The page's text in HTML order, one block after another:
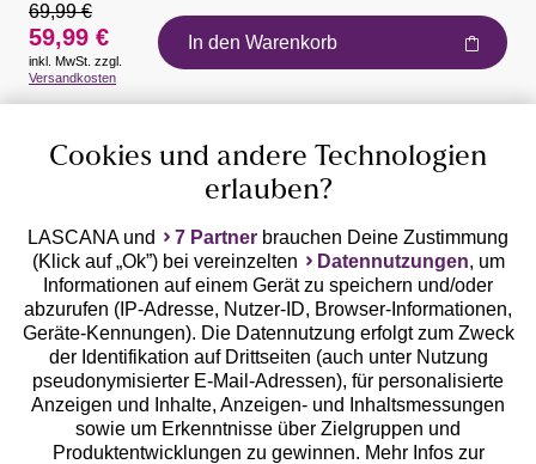
Auszeichnungen
Geprüfte Sicherheit
Unsere Apps
69,99 €
59,99 €
inkl. MwSt. zzgl.
Versandkosten
In den Warenkorb
Cookies und andere Technologien
erlauben?
LASCANA und 7 Partner brauchen Deine Zustimmung
(Klick auf „Ok”) bei vereinzelten
Datennutzungen, um
Informationen auf einem Gerät zu speichern und/oder
abzurufen (IP-Adresse, Nutzer-ID, Browser-Informationen,
Geräte-Kennungen). Die Datennutzung erfolgt zum Zweck
der Identifikation auf Drittseiten (auch unter Nutzung
pseudonymisierter E-Mail-Adressen), für personalisierte
Anzeigen und Inhalte, Anzeigen- und Inhaltsmessungen
sowie um Erkenntnisse über Zielgruppen und
Produktentwicklungen zu gewinnen. Mehr Infos zur